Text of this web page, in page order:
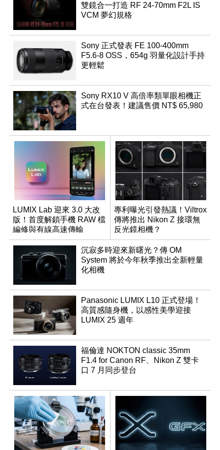
雙鏡合一打造 RF 24-70mm F2L IS
VCM 夢幻規格
Sony 正式發表 FE 100-400mm
F5.6-8 OSS，654g 羽量化設計手持
更輕鬆
Sony RX10 V 高倍率類單眼相機正
式在台發表！建議售價 NT$ 65,980
LUMIX Lab 迎來 3.0 大改
版！首度解鎖手機 RAW 檔
編修與有線高速傳輸
專利曝光引發熱議！Viltrox
傳將推出 Nikon Z 接環無
反光鏡相機？
沉寂多時迎來新曙光？傳 OM
System 將於今年秋季推出全新輕量
化相機
Panasonic LUMIX L10 正式登場！
高質感隨身機，以感性美學迎接
LUMIX 25 週年
福倫達 NOKTON classic 35mm
F1.4 for Canon RF、Nikon Z 雙卡
口 7 月同步登台